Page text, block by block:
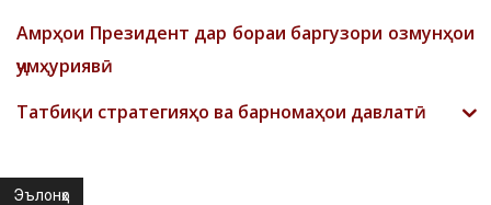
Амрҳои Президент дар бораи баргузори озмунҳои
ҷумҳуриявӣ
Татбиқи стратегияҳо ва барномаҳои давлатӣ
Эълонҳо